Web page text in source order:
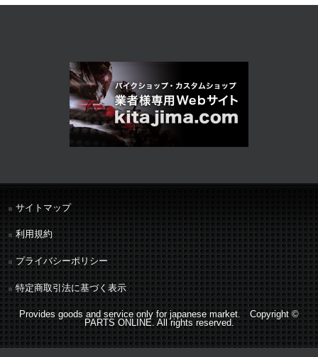
サイトマップ
利用規約
プライバシーポリシー
特定商取引法に基づく表示
Provides goods and service only for japanese market. Copyright ©
PARTS ONLINE. All rights reserved.